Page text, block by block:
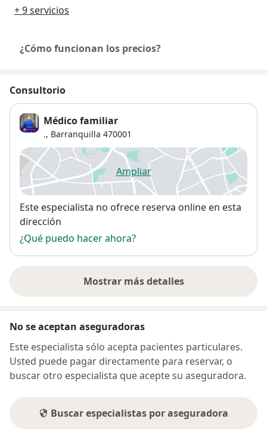
+ 9 servicios
¿Cómo funcionan los precios?
Consultorio
Médico familiar
., Barranquilla 470001
Ampliarse abre en una nueva
Disponibilidad
Este especialista no ofrece reserva online en esta
dirección
¿Qué puedo hacer ahora?
Mostrar más detalles
sobre la dirección
No se aceptan aseguradoras
Este especialista sólo acepta pacientes particulares.
Usted puede pagar directamente para reservar, o
buscar otro especialista que acepte su aseguradora.
Buscar especialistas por aseguradora